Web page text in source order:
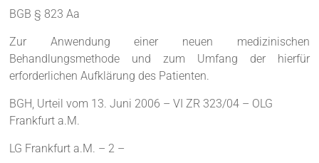
BGB § 823 Aa
Zur Anwendung einer neuen medizinischen
Behandlungsmethode und zum Umfang der hierfür
erforderlichen Aufklärung des Patienten.
BGH, Urteil vom 13. Juni 2006 – VI ZR 323/04 – OLG
Frankfurt a.M.
LG Frankfurt a.M. – 2 –